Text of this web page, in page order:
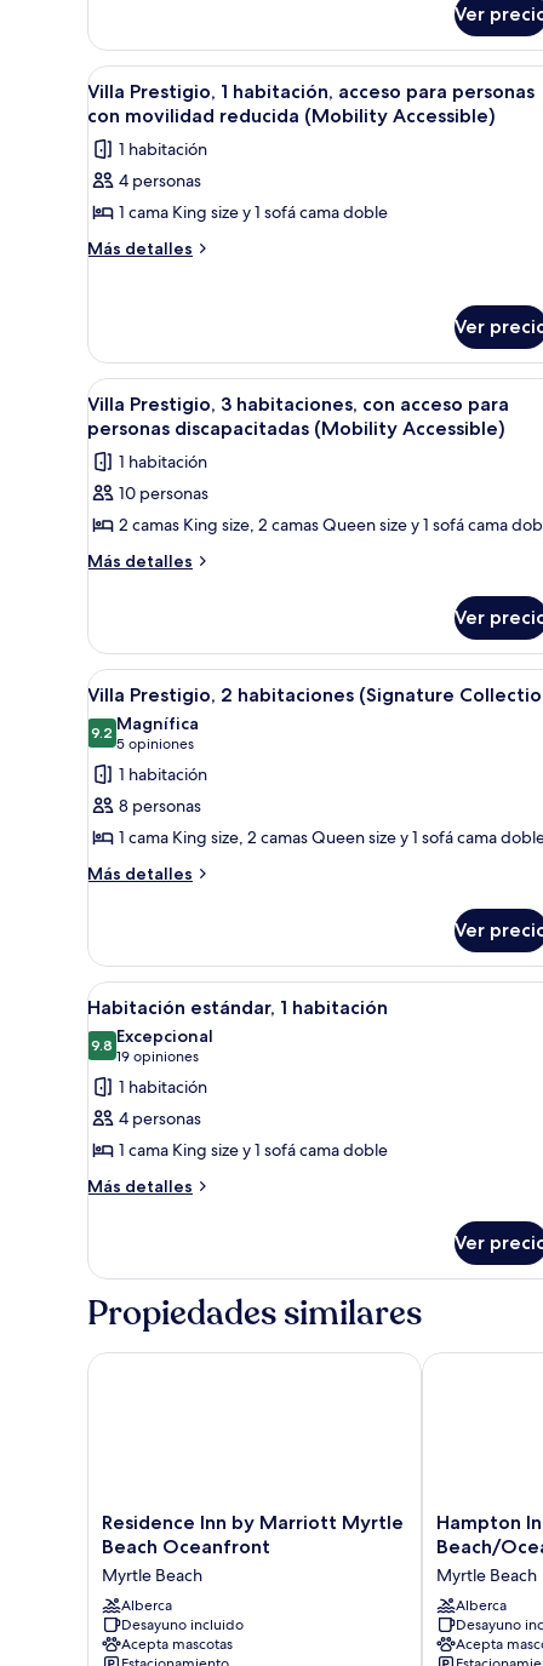
para
personas
discapacitadas,
para
no
fumadores
(Communications)
1
habitación,
con
acceso
personas
discapacitadas,
no
fumadores
(Communications)
Ver
Abrir
todas
las
fotos
de
Villa
Prestigio,
para
personas
con
movilidad
reducida
(Mobility
Accessible)
Una habitación de hotel con
6
Villa Prestigio, 1 habitación, acceso para personas
con movilidad reducida (Mobility Accessible)
1 habitación
4 personas
1 cama King size y 1 sofá cama doble
Más detalles
Más
1
habitación,
acceso
para
personas
con
movilidad
reducida
(Mobility
Accessible)
Ver
Abrir
todas
las
fotos
de
Villa
Prestigio,
con
acceso
para
personas
discapacitadas
(Mobility
Accessible)
Habitación de hotel con dos
9
Villa Prestigio, 3 habitaciones, con acceso para
personas discapacitadas (Mobility Accessible)
1 habitación
10 personas
2 camas King size, 2 camas Queen size y 1 sofá cama
Más detalles
Más
Prestigio,
habitaciones,
acceso
para
personas
discapacitadas
(Mobility
Accessible)
Ver
Abrir
todas
las
fotos
de
Villa
Prestigio,
2
Collection)
Una cocina moderna con
9
Villa Prestigio, 2 habitaciones (Signature
9.29.2 de 10
Magnífica
5 opiniones
(5
opiniones)
1 habitación
8 personas
1 cama King size, 2 camas Queen size y 1 sofá cama
Más detalles
Más
Prestigio,
habitaciones
(Signature
Collection)
Ver
Abrir
todas
las
fotos
de
Habitación
estándar,
1
Una cocina moderna con
12
Habitación estándar, 1 habitación
9.89.8 de 10
Excepcional
19 opiniones
(19
opiniones)
1 habitación
4 personas
1 cama King size y 1 sofá cama doble
Más detalles
Más
estándar,
habitación
Ver
Propiedades similares
Residence
Inn
Marriott
Myrtle
Beach
Oceanfront
Residence Inn by Marriott Myrtle
Beach Oceanfront
Myrtle Beach
Alberca
Desayuno incluido
Acepta mascotas
Residence Inn by Marriott Myrtle Beach Oceanfront
Hampton
Inn
Suites
Myrtle
Beach/
Myrtle
Hampton
Beach/
Myrtle Beach
Alberca
Desayuno
Acepta
Hampton Inn